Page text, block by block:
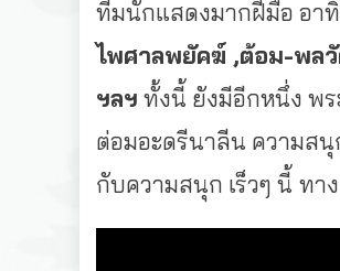
ทีมนักแสดงมากฝีมือ อาทิ
ไพศาลพยัคฆ์ ,ต้อม-พล
ฯลฯ ทั้งนี้ ยังมีอีกหนึ่ง พร
ต่อมอะดรีนาลีน ความส
กับความสนุก เร็วๆ นี้ ทาง